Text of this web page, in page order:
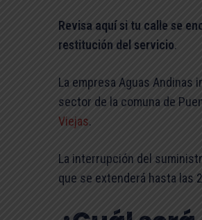
Revisa aquí si tu calle se
restitución del servicio.
La empresa Aguas Andinas
sector de la comuna de
Viejas.
La interrupción del
que se extenderá hasta las